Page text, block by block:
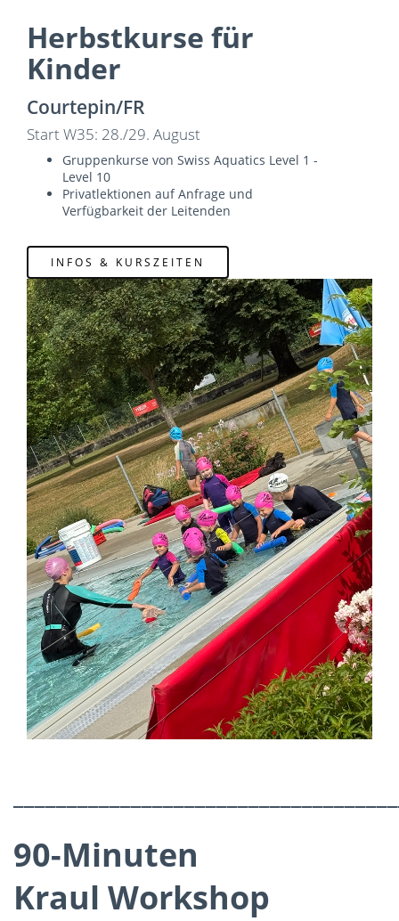
Herbstkurse für
Kinder
Courtepin/FR
Start W35: 28./29. August
Gruppenkurse von Swiss Aquatics Level 1 -
Level 10
Privatlektionen auf Anfrage und
Verfügbarkeit der Leitenden
INFOS & KURSZEITEN
90-Minuten
Kraul Workshop